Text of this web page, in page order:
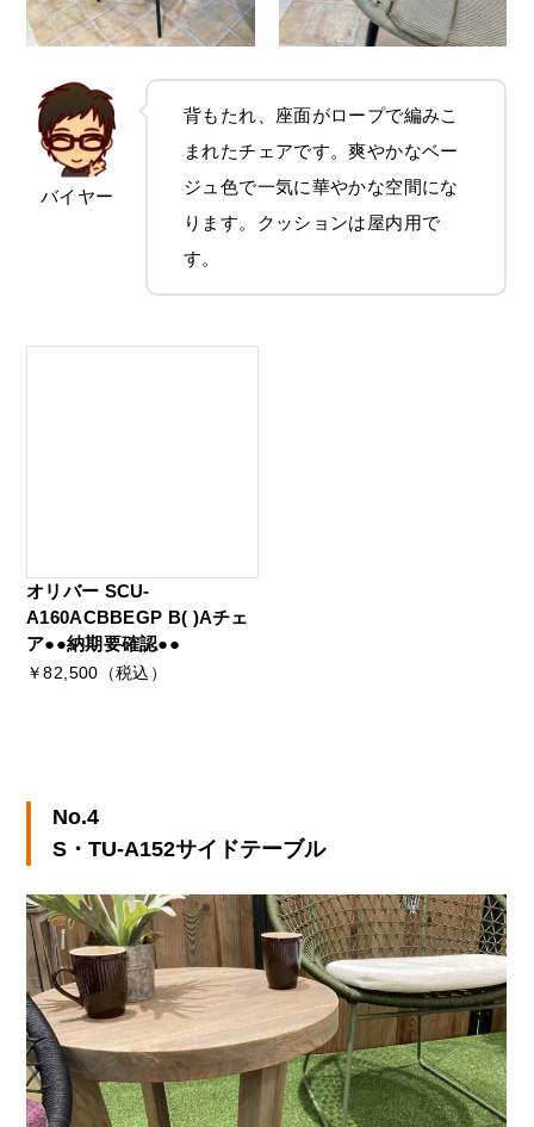
バイヤー
背もたれ、座面がロープで編みこ
まれたチェアです。爽やかなベー
ジュ色で一気に華やかな空間にな
ります。クッションは屋内用で
す。
オリバー SCU-
A160ACBBEGP B( )Aチェ
ア●●納期要確認●●
￥82,500（税込）
No.4
S・TU-A152サイドテーブル